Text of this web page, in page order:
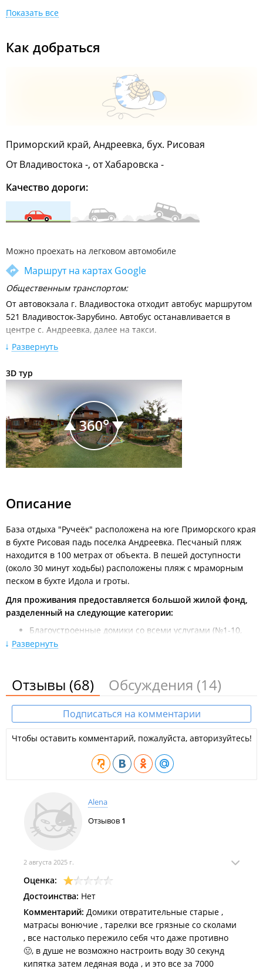
Показать все
Как добраться
Приморский край, Андреевка, бух. Рисовая
От Владивостока -, от Хабаровска -
Качество дороги:
Можно проехать на легковом автомобиле
Маршрут на картах Google
Общественным транспортом:
От автовокзала г. Владивостока отходит автобус маршрутом
521 Владивосток-Зарубино. Автобус останавливается в
центре с. Андреевка, далее на такси.
Расписание движения междугородних автобусов от
Личным автотранспортом:
Из Владивостока по трассе М60 Владивосток–Уссурийск до
поворота на п. Кипарисово (60 км). Далее, следуя указателю,
повернуть направо под мост с выездом налево в сторону п.
Раздольное (10 км). В Раздольном повернуть налево на мост
и далее двигаться в сторону п. Краскино по трассе А189
согласно указателям. Через ~150 км. будет поворот с трассы
в сторону с. Андреевка. До базы ехать 2 км через все село
Из Уссурийска
поворота на п. Раздольное. В п. Раздольное поворот
Далее также, как из Владивостока.
Развернуть
3D тур
Описание
База отдыха "Ручеёк" расположена на юге Приморского края
в бухте Рисовая падь поселка Андреевка. Песчаный пляж
находится в 100 метрах от объекта. В пешей доступности
(около 30 минут ходьбы) расположены пляж с мраморным
песком в бухте Идола и гроты.
Для проживания предоставляется большой жилой фонд,
разделенный на следующие категории:
Благоустроенные домики со всеми услугами (№1-10,
№17 и двухэтажный дом у речки) вместимостью на 4, 5,
6 и 8 человек;
отдельными входами) вместимостью на 4, 5 и 6
человек, а также номер на втором этаже;
Летние отдельно стоящие домики (№12-16 за речкой и
№19) вместимостью на 3 и 4 человека.
Оснащение номеров/домиков:
В благоустроенных домиках (№1-10, №17) и номерах
корпуса №1 предусмотрены индивидуальные санузлы
с душем и туалетом, а также крытые или открытые
Номера №1 и №2 в корпусе №1 имеют смежную
планировку комнат, а номер №3 оснащен
индивидуальной кухней;
Летние домики №12-16 оборудованы индивидуальной
№19 являются общими и расположены на территории
базы отдыха.
Организация питания:
Предусмотрена возможность для самостоятельного
приготовления пищи. В шаговой доступности находятся
магазины.
Дополнительная информация:
Минимальный срок бронирования составляет 3 суток;
Развернуть
Отзывы (68) Обсуждения (14)
Подписаться на комментарии
Чтобы оставить комментарий, пожалуйста, авторизуйтесь!
Alena
Отзывов 1
2 августа 2025 г.
Оценка:
Достоинства: Нет
Комментарий: Домики отвратительные старые ,
матрасы вонючие , тарелки все грязные со сколами
, все настолько пережило себя что даже противно
🤢, в душе не возможно настроить воду 30 секунд
кипятка затем ледяная вода , и это все за 7000